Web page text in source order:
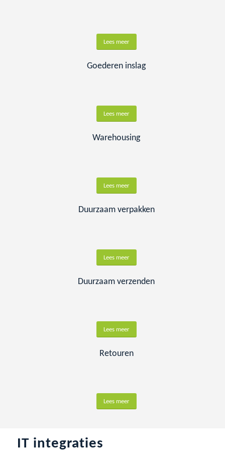
Lees meer
Goederen inslag
Lees meer
Warehousing
Lees meer
Duurzaam verpakken
Lees meer
Duurzaam verzenden
Lees meer
Retouren
Lees meer
IT integraties